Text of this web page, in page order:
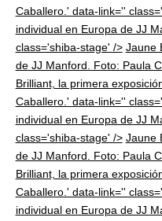
Caballero.' data-link=''
individual en Europa de JJ
class='shiba-stage' /> Jaune
de JJ Manford. Foto: Paula
Brilliant, la primera
Caballero.' data-link=''
individual en Europa de JJ
class='shiba-stage' /> Jaune
de JJ Manford. Foto: Paula
Brilliant, la primera
Caballero.' data-link=''
individual en Europa de JJ